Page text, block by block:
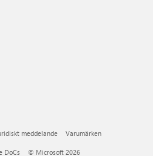
meddelande Varumärken
DoCs © Microsoft 2026